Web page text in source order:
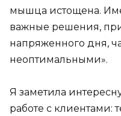
мышца истощена.
важные решения,
напряженного дня,
неоптимальными».
Я заметила
работе с клиентами: